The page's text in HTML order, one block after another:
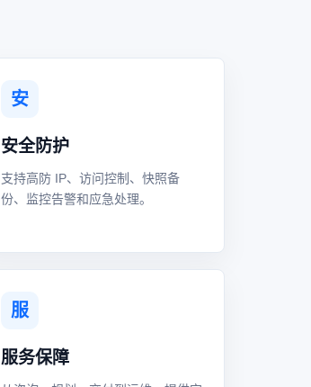
安
安全防护
支持高防 IP、访问控制、快照备
份、监控告警和应急处理。
服
服务保障